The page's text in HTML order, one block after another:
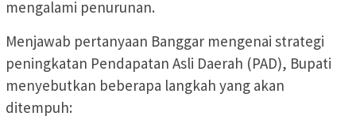
mengalami penurunan.
Menjawab pertanyaan Banggar mengenai strategi
peningkatan Pendapatan Asli Daerah (PAD), Bupati
menyebutkan beberapa langkah yang akan
ditempuh: